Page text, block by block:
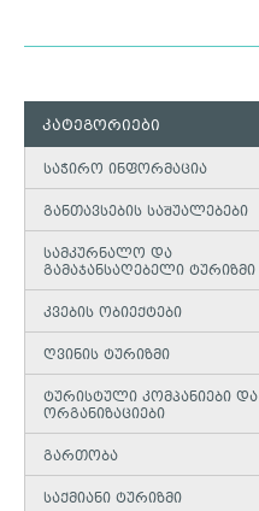
კატეგორიები
საჭირო ინფორმაცია
განთავსების საშუალებები
სამკურნალო და
გამაჯანსაღებელი ტურიზმი
კვების ობიექტები
ღვინის ტურიზმი
ტურისტული კომპანიები და
ორგანიზაციები
გართობა
საქმიანი ტურიზმი